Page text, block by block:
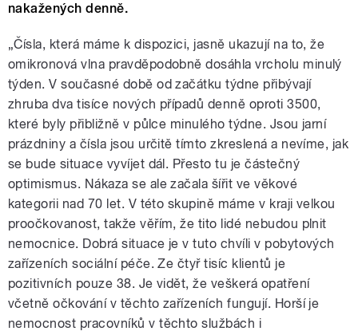
nakažených denně.
„Čísla, která máme k dispozici, jasně ukazují na to, že
omikronová vlna pravděpodobně dosáhla vrcholu minulý
týden. V současné době od začátku týdne přibývají
zhruba dva tisíce nových případů denně oproti 3500,
které byly přibližně v půlce minulého týdne. Jsou jarní
prázdniny a čísla jsou určitě tímto zkreslená a nevíme, jak
se bude situace vyvíjet dál. Přesto tu je částečný
optimismus. Nákaza se ale začala šířit ve věkové
kategorii nad 70 let. V této skupině máme v kraji velkou
proočkovanost, takže věřím, že tito lidé nebudou plnit
nemocnice. Dobrá situace je v tuto chvíli v pobytových
zařízeních sociální péče. Ze čtyř tisíc klientů je
pozitivních pouze 38. Je vidět, že veškerá opatření
včetně očkování v těchto zařízeních fungují. Horší je
nemocnost pracovníků v těchto službách i